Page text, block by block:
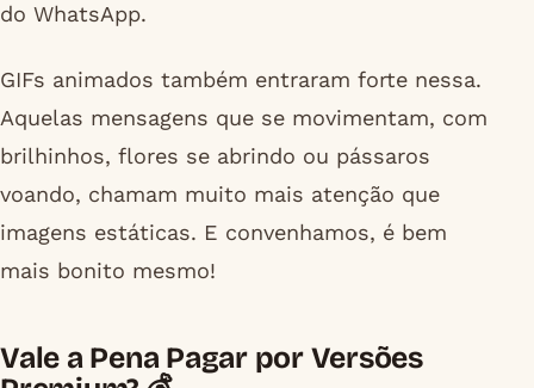
do WhatsApp.
GIFs animados também entraram forte nessa.
Aquelas mensagens que se movimentam, com
brilhinhos, flores se abrindo ou pássaros
voando, chamam muito mais atenção que
imagens estáticas. E convenhamos, é bem
mais bonito mesmo!
Vale a Pena Pagar por Versões